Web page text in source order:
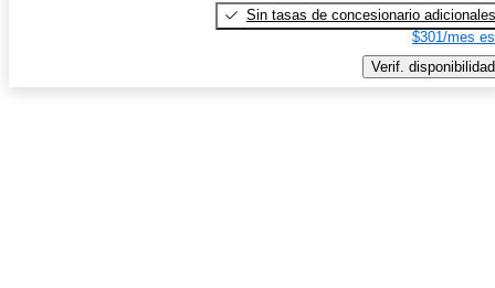
Sin tasas de concesionario adicionales
$301/mes
Verif. disponibilidad